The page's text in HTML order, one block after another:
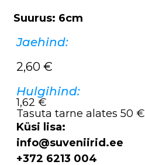
Suurus: 6cm
Jaehind:
2,60 €
Hulgihind:
1,62 €
Tasuta tarne alates 50 €
Küsi lisa:
info@suveniirid.ee
+372 6213 004